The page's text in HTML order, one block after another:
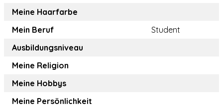
Meine Haarfarbe
Mein Beruf
Student
Ausbildungsniveau
Meine Religion
Meine Hobbys
Meine Persönlichkeit